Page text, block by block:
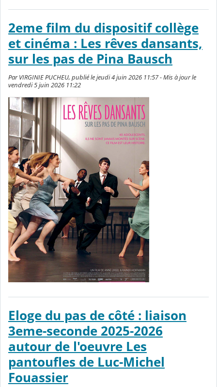
2eme film du dispositif collège
et cinéma : Les rêves dansants,
sur les pas de Pina Bausch
Par VIRGINIE PUCHEU, publié le jeudi 4 juin 2026 11:57 - Mis à jour le
vendredi 5 juin 2026 11:22
Eloge du pas de côté : liaison
3eme-seconde 2025-2026
autour de l'oeuvre Les
pantoufles de Luc-Michel
Fouassier